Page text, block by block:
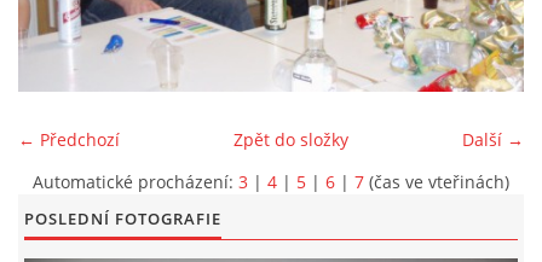
KONTAKT
© 2026 eStránky.cz |Aktualizováno: 5. 6. 2026|Nahoru ↑
← Předchozí Další →
Zpět do složky
Automatické procházení: 3 | 4 | 5 | 6 | 7 (čas ve vteřinách)
POSLEDNÍ FOTOGRAFIE